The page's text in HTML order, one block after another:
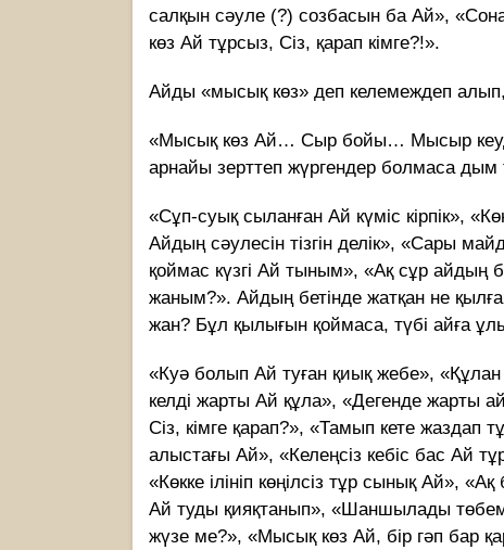
салқын сәуле (?) созбасын ба Ай»,
көз Ай тұрсыз, Сіз, қарап кімге?!».
Айды «мысық көз» деп келемеждеп
«Мысық көз Ай… Сыр бойы… Мысыр
арнайы зерттеп жүргендер болмаса дым
«Сұп-суық сыланған Ай күміс кірпік»,
Айдың сәулесін тізгін делік», «Сары
қоймас күзгі Ай тыным», «Ақ сұр айдың
жаным?». Айдың бетінде жатқан не
жан? Бұл қылығын қоймаса, түбі айға
«Куә болып Ай туған қиық жебе»,
келді жарты Ай құла», «Дегенде жарты
Сіз, кімге қарап?», «Тамып кете
алыстағы Ай», «Келеңсіз кебіс бас Ай
«Көкке ілініп көңілсіз тұр сынық Ай»,
Ай туды қияқтанып», «Шаншылады
жүзе ме?», «Мысық көз Ай, бір гәп бар